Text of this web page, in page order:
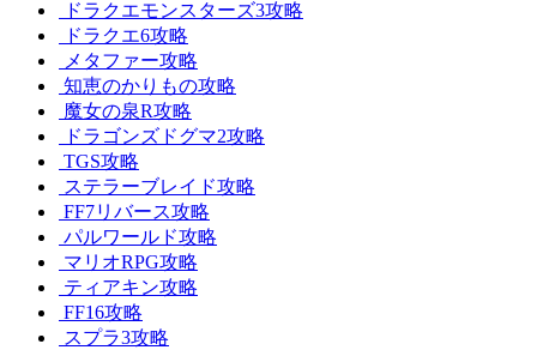
ドラクエモンスターズ3攻略
ドラクエ6攻略
メタファー攻略
知恵のかりもの攻略
魔女の泉R攻略
ドラゴンズドグマ2攻略
TGS攻略
ステラーブレイド攻略
FF7リバース攻略
パルワールド攻略
マリオRPG攻略
ティアキン攻略
FF16攻略
スプラ3攻略